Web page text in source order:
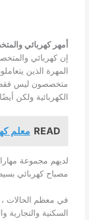
أمهر كهربائي
إن كهربائي
المهرة الذين
متخصصون ليس فقط
الكهربائية ولكن
READ معلم
لديهم مجموعة
مصباح كهربائي
في معظم الحالات ،
السكنية والتجارية